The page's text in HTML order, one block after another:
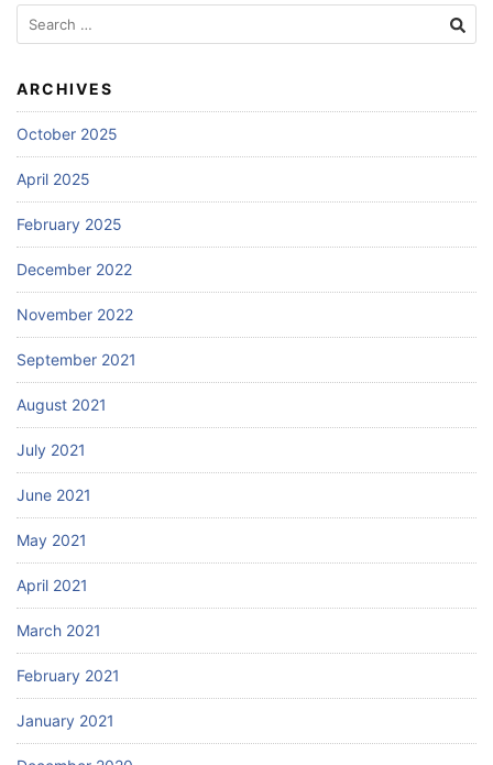
Search
for:
ARCHIVES
October 2025
April 2025
February 2025
December 2022
November 2022
September 2021
August 2021
July 2021
June 2021
May 2021
April 2021
March 2021
February 2021
January 2021